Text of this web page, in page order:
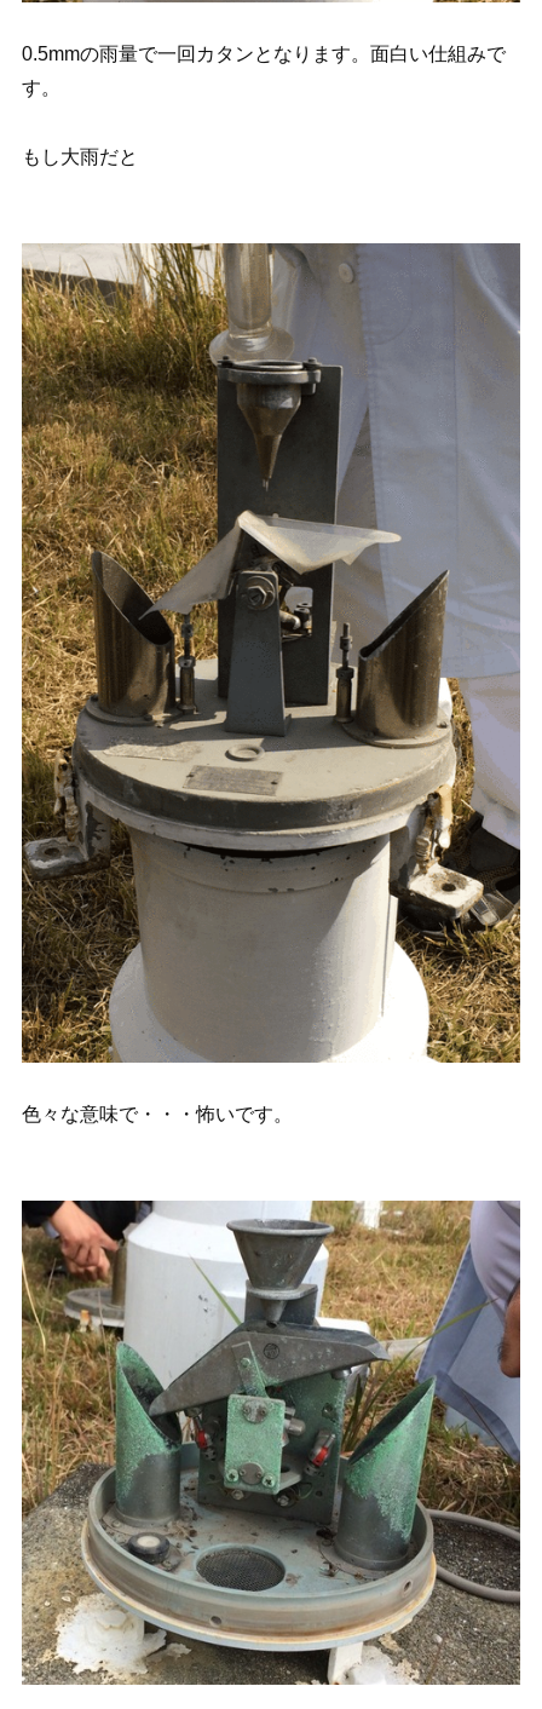
0.5mmの雨量で一回カタンとなります。面白い仕組みで
す。
もし大雨だと
色々な意味で・・・怖いです。